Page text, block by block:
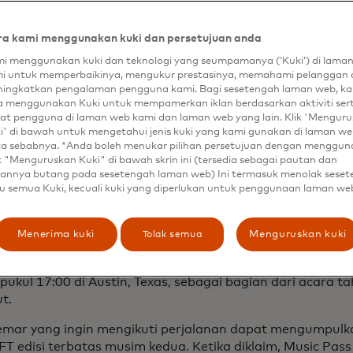
menemukan artis favorit mereka berikutnya.
adalah landasan peluncuran yang telah terbukti
Kami telah membantu mendorong ikon-ikon
Tate McRae, The Marias, Conan Gray, dan Ashe ke
Pendiri OnesToWatch. “Bersama dengan
peluang, alat, dan bimbingan yang mereka
berkelanjutan dan sukses. Di OneStoWatch, tidak
memperjuangkan dan mendorong pertumbuhan
mereka untuk menjadi headliner masa depan. "
yang bergabung dengan Artist Accelerator musim
, artis, produser, dan penulis lagu berusia 22 tahun
dengan suaranya yang unik yang memadukan
dan R&B dengan sentuhan Soul dan Funk era baru
tampil bersama Mastercard di Fast Company Grill
17:00 di Austin, Texas, sebagai bagian dari acara
yang ingin mengikuti perjalanan dapat
edisi terbatas musim kedua. Ketika diklaim, Music
kami menggunakan kuki dan persetujuan anda
menggunakan kuki dan teknologi yang seumpamanya (‘Kuki’) di
untuk memperbaikinya, mengukur prestasinya, memahami pelanggan
pengalaman pengguna kami. Bagi sesetengah laman web,
menggunakan Kuki untuk mempamerkan iklan berdasarkan aktiviti
pengguna di laman web kami dan laman web yang lain. Klik
di bawah untuk mengetahui jenis kuki yang kami gunakan di laman
sebabnya. *Anda boleh menukar pilihan persetujuan dengan
"Menguruskan Kuki" di bawah skrin ini (tersedia sebagai pautan dan
butang pada sesetengah laman web) Ini termasuk menolak
semua Kuki, kecuali kuki yang diperlukan untuk penggunaan laman
Menerima kuki Tolak semua Menguruskan kuki